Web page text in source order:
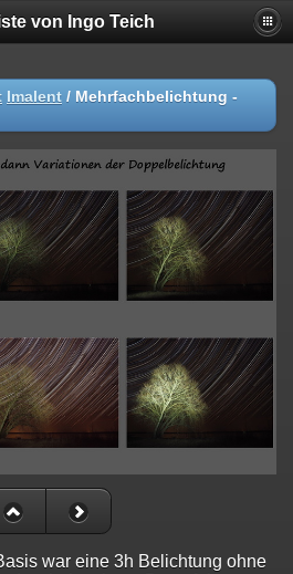
von Ingo Teich
Imalent / Mehrfachbelichtung -
war eine 3h Belichtung ohne